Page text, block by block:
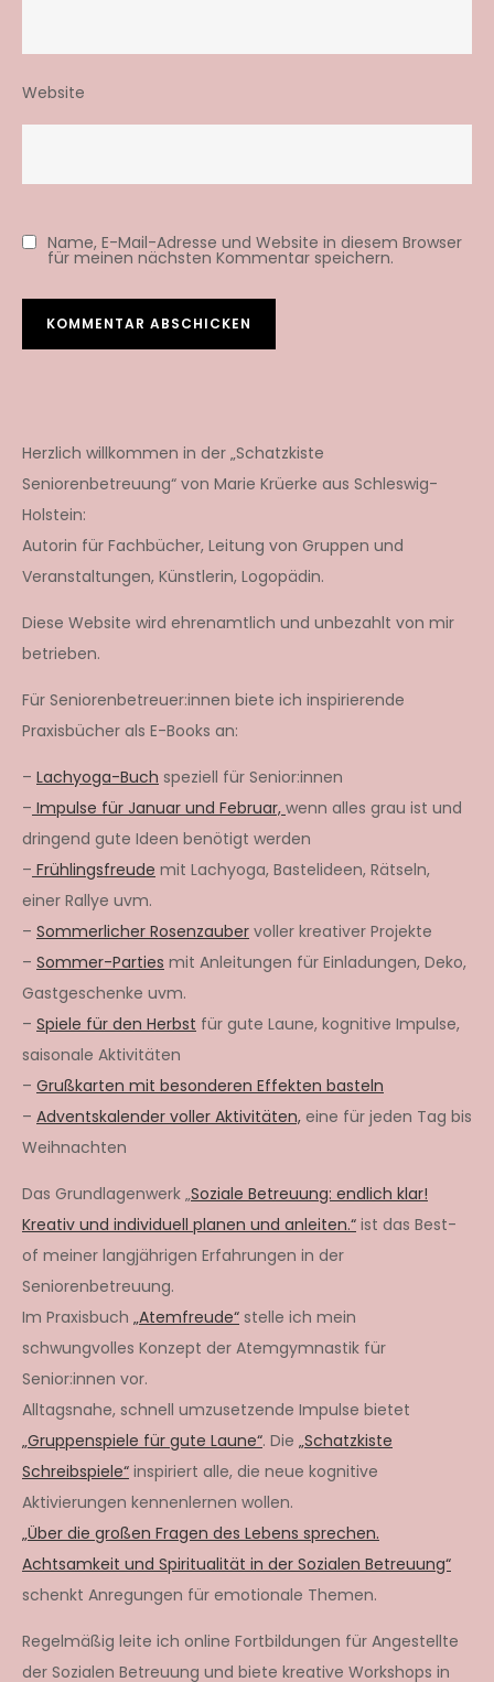
Website
Name, E-Mail-Adresse und Website in diesem Browser
für meinen nächsten Kommentar speichern.
Herzlich willkommen in der „Schatzkiste
Seniorenbetreuung“ von Marie Krüerke aus Schleswig-
Holstein:
Autorin für Fachbücher, Leitung von Gruppen und
Veranstaltungen, Künstlerin, Logopädin.
Diese Website wird ehrenamtlich und unbezahlt von mir
betrieben.
Für Seniorenbetreuer:innen biete ich inspirierende
Praxisbücher als E-Books an:
– Lachyoga-Buch speziell für Senior:innen
– Impulse für Januar und Februar, wenn alles grau ist und
dringend gute Ideen benötigt werden
– Frühlingsfreude mit Lachyoga, Bastelideen, Rätseln,
einer Rallye uvm.
– Sommerlicher Rosenzauber voller kreativer Projekte
– Sommer-Parties mit Anleitungen für Einladungen, Deko,
Gastgeschenke uvm.
– Spiele für den Herbst für gute Laune, kognitive Impulse,
saisonale Aktivitäten
– Grußkarten mit besonderen Effekten basteln
– Adventskalender voller Aktivitäten, eine für jeden Tag bis
Weihnachten
Das Grundlagenwerk „Soziale Betreuung: endlich klar!
Kreativ und individuell planen und anleiten.“ ist das Best-
of meiner langjährigen Erfahrungen in der
Seniorenbetreuung.
Im Praxisbuch „Atemfreude“ stelle ich mein
schwungvolles Konzept der Atemgymnastik für
Senior:innen vor.
Alltagsnahe, schnell umzusetzende Impulse bietet
„Gruppenspiele für gute Laune“. Die „Schatzkiste
Schreibspiele“ inspiriert alle, die neue kognitive
Aktivierungen kennenlernen wollen.
„Über die großen Fragen des Lebens sprechen.
Achtsamkeit und Spiritualität in der Sozialen Betreuung“
schenkt Anregungen für emotionale Themen.
Regelmäßig leite ich online Fortbildungen für Angestellte
der Sozialen Betreuung und biete kreative Workshops in